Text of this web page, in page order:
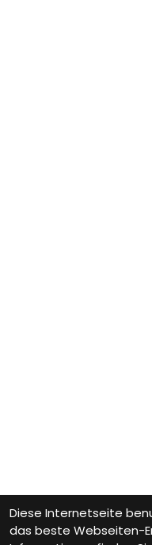
Diese Internetseite
das beste Webseiten-